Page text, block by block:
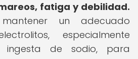
fatiga y debilidad.
un adecuado
especialmente
ingesta de sodio, para